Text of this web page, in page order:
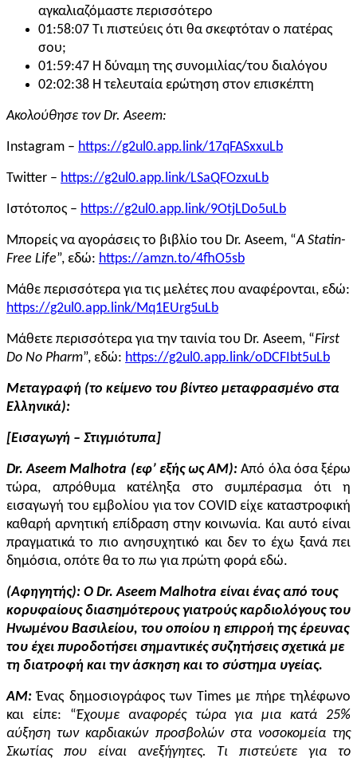
αγκαλιαζόμαστε περισσότερο
01:58:07 Τι πιστεύεις ότι θα σκεφτόταν ο πατέρας
σου;
01:59:47 Η δύναμη της συνομιλίας/του διαλόγου
02:02:38 Η τελευταία ερώτηση στον επισκέπτη
Ακολούθησε τον Dr. Aseem:
Instagram – https://g2ul0.app.link/17qFASxxuLb
Twitter – https://g2ul0.app.link/LSaQFOzxuLb
Ιστότοπος – https://g2ul0.app.link/9OtjLDo5uLb
Μπορείς να αγοράσεις το βιβλίο του Dr. Aseem, “A Statin-
Free Life”, εδώ: https://amzn.to/4fhO5sb
Μάθε περισσότερα για τις μελέτες που αναφέρονται, εδώ:
https://g2ul0.app.link/Mq1EUrg5uLb
Μάθετε περισσότερα για την ταινία του Dr. Aseem, “First
Do No Pharm”, εδώ: https://g2ul0.app.link/oDCFIbt5uLb
Μεταγραφή (το κείμενο του βίντεο μεταφρασμένο στα
Ελληνικά):
[Εισαγωγή – Στιγμιότυπα]
Dr.Aseem Malhotra (εφ’ εξής ωςAM): Από όλα όσα ξέρω
τώρα, απρόθυμα κατέληξα στο συμπέρασμα ότι η
εισαγωγή του εμβολίου για τον COVID είχε καταστροφική
καθαρή αρνητική επίδραση στην κοινωνία. Και αυτό είναι
πραγματικά το πιο ανησυχητικό και δεν το έχω ξανά πει
δημόσια, οπότε θα το πω για πρώτη φορά εδώ.
(Αφηγητής): Ο Dr. Aseem Malhοtra είναι ένας από τους
κορυφαίους διασημότερους γιατρούς καρδιολόγους του
Ηνωμένου Βασιλείου, του οποίου η επιρροή της έρευνας
του έχει πυροδοτήσει σημαντικές συζητήσεις σχετικά με
τη διατροφή και την άσκηση και το σύστημα υγείας.
AM: Ένας δημοσιογράφος των Times με πήρε τηλέφωνο
και είπε: “Έχουμε αναφορές τώραγια μια κατά 25%
αύξηση των καρδιακών προσβολών στα νοσοκομεία της
Σκωτίας που είναι ανεξήγητες. Τι πιστεύετε για το